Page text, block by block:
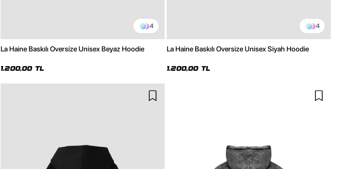
4
La Haine Baskılı Oversize Unisex Beyaz Hoodie
1.200,00 TL
4
La Haine Baskılı Oversize Unisex Siyah Hoodie
1.200,00 TL